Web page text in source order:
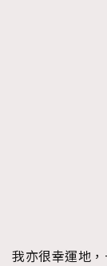
我亦很幸運地